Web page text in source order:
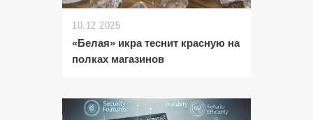
10.12.2025
«Белая» икра теснит красную на
полках магазинов